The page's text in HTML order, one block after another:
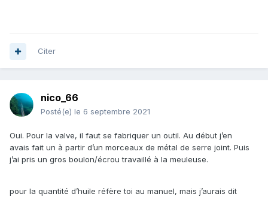
Citer
nico_66
Posté(e) le 6 septembre 2021
Oui. Pour la valve, il faut se fabriquer un outil. Au début j’en
avais fait un à partir d’un morceaux de métal de serre joint. Puis
j’ai pris un gros boulon/écrou travaillé à la meuleuse.
pour la quantité d’huile réfère toi au manuel, mais j’aurais dit